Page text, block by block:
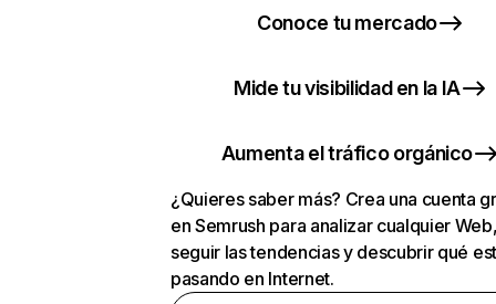
Conoce tu mercado
Mide tu visibilidad en la IA
Aumenta el tráfico orgánico
¿Quieres saber más? Crea una cuenta
en Semrush para analizar cualquier
seguir las tendencias y descubrir qué
pasando en Internet.